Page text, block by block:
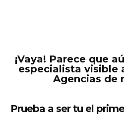
¡Vaya! Parece que
especialista visible
Agencias de
Prueba a ser tu el